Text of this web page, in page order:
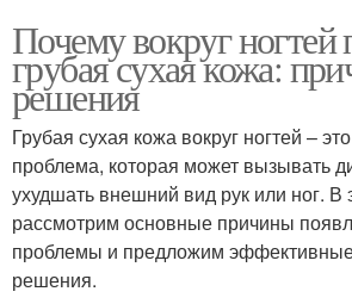
Почему вокруг ногтей
грубая сухая кожа:
решения
Грубая сухая кожа вокруг ногтей –
проблема, которая может вызывать
ухудшать внешний вид рук или ног. В
рассмотрим основные причины
проблемы и предложим
решения.